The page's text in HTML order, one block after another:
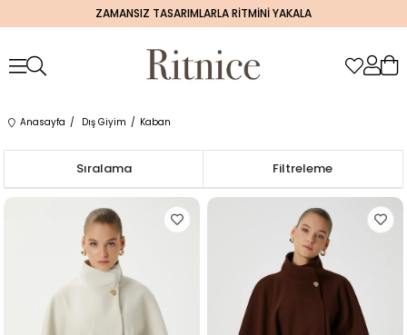
ZAMANSIZ TASARIMLARLA RİTMİNİ YAKALA
Anasayfa Dış Giyim Kaban
Filtreleme
Sıralama